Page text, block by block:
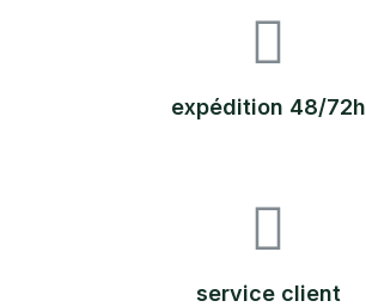
expédition 48/72h
service client